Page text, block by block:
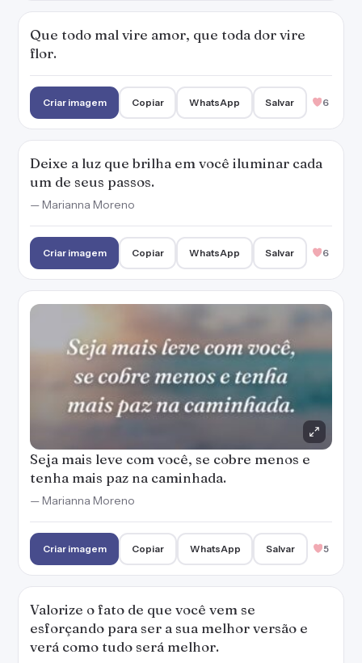
Que todo mal vire amor, que toda dor vire
flor.
Criar imagem Copiar WhatsApp Salvar 6
Deixe a luz que brilha em você iluminar cada
um de seus passos.
— Marianna Moreno
Criar imagem Copiar WhatsApp Salvar 6
Seja mais leve com você, se cobre menos e
tenha mais paz na caminhada.
— Marianna Moreno
Criar imagem Copiar WhatsApp Salvar 5
Valorize o fato de que você vem se
esforçando para ser a sua melhor versão e
verá como tudo será melhor.